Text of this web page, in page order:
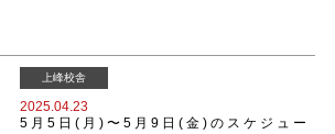
上峰校舎
2025.04.23
5月5日(月)〜5月9日(金)のスケジュー